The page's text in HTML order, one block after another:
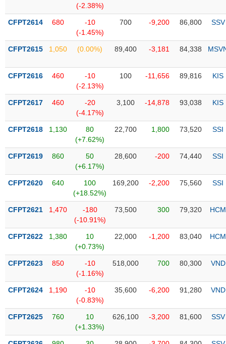
tức
kiện
liệu
(-2.38%)
CFPT2614 680
-10
(-1.45%)
700 -9,200 86,800 SSV
CFPT2615 1,050 (0.00%) 89,400 -3,181 84,338
CFPT2616 460
-10
(-2.13%)
100 -11,656 89,816 KIS
CFPT2617 460
-20
(-4.17%)
3,100 -14,878 93,038 KIS
CFPT2618 1,130
80
(+7.62%)
22,700 1,800 73,520 SSI
CFPT2619 860
50
(+6.17%)
28,600 -200 74,440 SSI
CFPT2620 640
100
(+18.52%)
169,200 -2,200 75,560 SSI
CFPT2621 1,470
-180
(-10.91%)
73,500 300 79,320 HCM
CFPT2622 1,380
10
(+0.73%)
22,000 -1,200 83,040 HCM
CFPT2623 850
-10
(-1.16%)
518,000 700 80,300 VND
CFPT2624 1,190
-10
(-0.83%)
35,600 -6,200 91,280 VND
CFPT2625 760
10
(+1.33%)
626,100 -3,200 81,600 SSV
CÔNG
NGHIỆP
TIÊU
KHÔNG
THIẾT
YẾU
SÓC
KHỎE